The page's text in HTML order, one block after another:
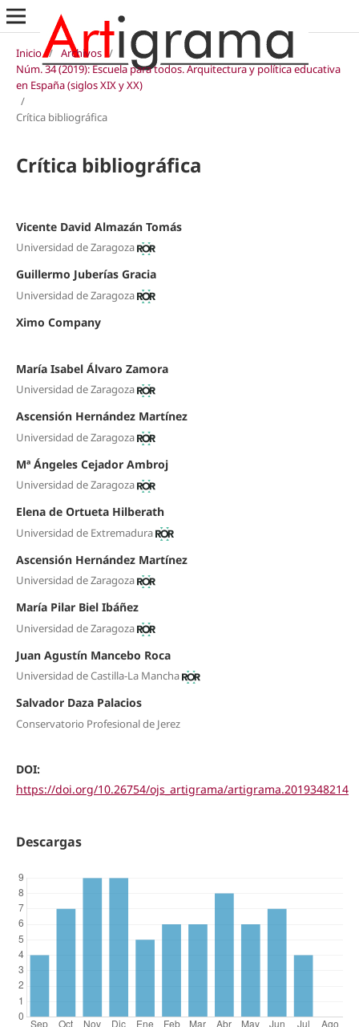
Inicio / Archivos /
Núm. 34 (2019): Escuela para todos. Arquitectura y política educativa
en España (siglos XIX y XX)
/
Crítica bibliográfica
Crítica bibliográfica
Vicente David Almazán Tomás
Universidad de Zaragoza
Guillermo Juberías Gracia
Universidad de Zaragoza
Ximo Company
María Isabel Álvaro Zamora
Universidad de Zaragoza
Ascensión Hernández Martínez
Universidad de Zaragoza
Mª Ángeles Cejador Ambroj
Universidad de Zaragoza
Elena de Ortueta Hilberath
Universidad de Extremadura
Ascensión Hernández Martínez
Universidad de Zaragoza
María Pilar Biel Ibáñez
Universidad de Zaragoza
Juan Agustín Mancebo Roca
Universidad de Castilla-La Mancha
Salvador Daza Palacios
Conservatorio Profesional de Jerez
DOI:
https://doi.org/10.26754/ojs_artigrama/artigrama.2019348214
Descargas